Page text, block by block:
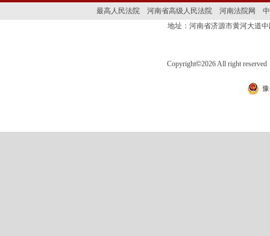
最高人民法院 河南省高级人民法院 河南法院网
地址：河南省济源市黄河大道
Copyright©2026 All right